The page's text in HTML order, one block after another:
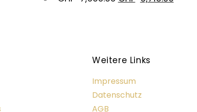
Weitere Links
Impressum
Datenschutz
AGB